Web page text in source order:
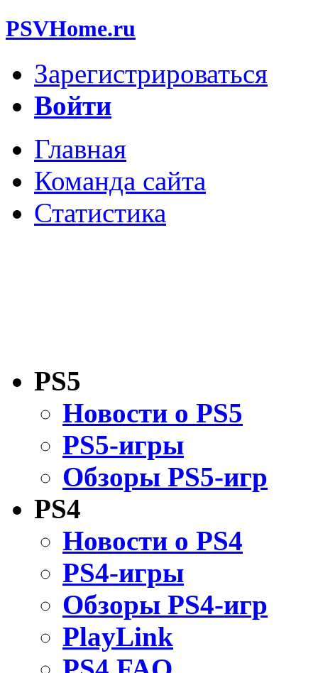
PSVHome.ru
Зарегистрироваться
Войти
Главная
Команда сайта
Статистика
PS5
Новости о PS5
PS5-игры
Обзоры PS5-игр
PS4
Новости о PS4
PS4-игры
Обзоры PS4-игр
PlayLink